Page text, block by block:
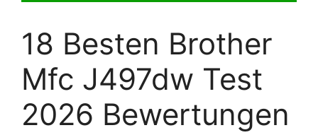
18 Besten Brother
Mfc J497dw Test
2026 Bewertungen